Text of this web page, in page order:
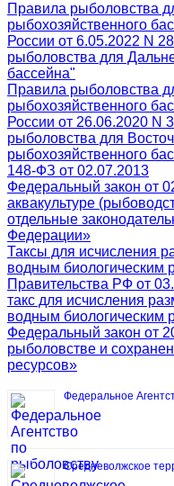
Правила рыболовства
рыбохозяйственного
России от 6.05.2022 N
рыболовства для
бассейна"
Правила рыболовства
рыбохозяйственного
России от 26.06.2020 N
рыболовства для
рыбохозяйственного
148-ФЗ от 02.07.2013
Федеральный закон от
аквакультуре
отдельные
Федерации»
Таксы для исчисления
водным биологическим
Правительства РФ от
такс для исчисления
водным биологическим
Федеральный закон от
рыболовстве и
ресурсов»
Федеральное
Средневолжское